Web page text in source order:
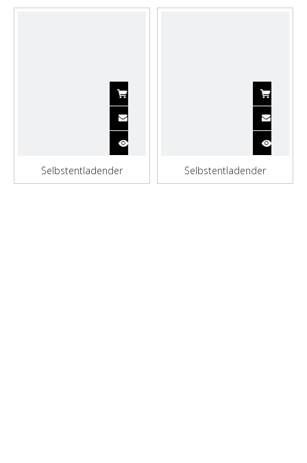
Selbstentladender
Massengutfrachter mit 6
Selbstentladender
Massengutfrachter aus